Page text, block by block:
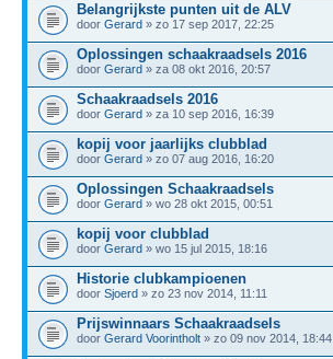
Belangrijkste punten uit de ALV
door Gerard » zo 17 sep 2017, 22:25
Oplossingen schaakraadsels 2016
door Gerard » za 08 okt 2016, 20:57
Schaakraadsels 2016
door Gerard » za 10 sep 2016, 16:39
kopij voor jaarlijks clubblad
door Gerard » zo 07 aug 2016, 16:20
Oplossingen Schaakraadsels
door Gerard » wo 28 okt 2015, 00:51
kopij voor clubblad
door Gerard » wo 15 jul 2015, 18:16
Historie clubkampioenen
door Sjoerd » zo 23 nov 2014, 11:11
Prijswinnaars Schaakraadsels
door Gerard Voorintholt » zo 09 nov 2014, 18:44